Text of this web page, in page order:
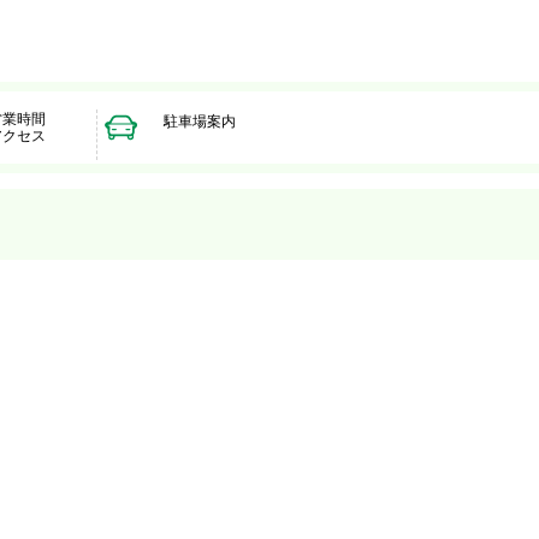
時間
セス
駐車場案内